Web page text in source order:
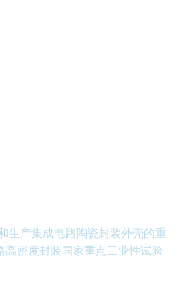
生产集成电路陶瓷封装外壳的重
高密度封装国家重点工业性试验